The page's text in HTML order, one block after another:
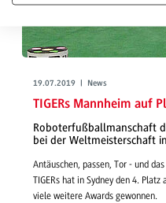
19.07.2019 | News
TIGERs Mannheim auf
Roboterfußballmanschaft
bei der Weltmeisterschaft
Antäuschen, passen, Tor - und
TIGERs hat in Sydney den 4.
viele weitere Awards gewonnen.